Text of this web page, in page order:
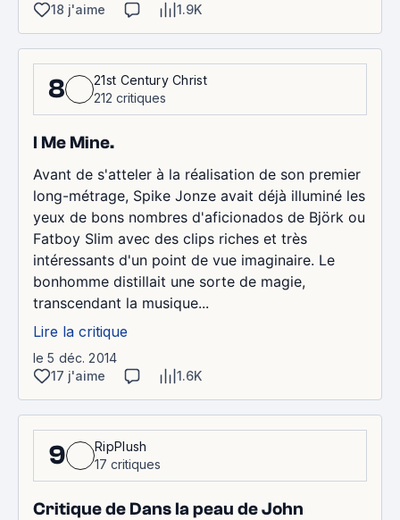
18 j'aime
1.9K
8
21st Century Christ
212 critiques
I Me Mine.
Avant de s'atteler à la réalisation de son premier
long-métrage, Spike Jonze avait déjà illuminé les
yeux de bons nombres d'aficionados de Björk ou
Fatboy Slim avec des clips riches et très
intéressants d'un point de vue imaginaire. Le
bonhomme distillait une sorte de magie,
transcendant la musique...
Lire la critique
le 5 déc. 2014
17 j'aime
1.6K
9
RipPlush
17 critiques
Critique de Dans la peau de John